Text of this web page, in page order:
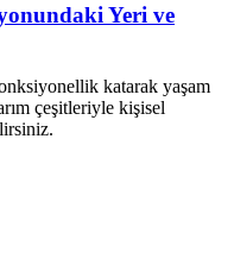
Yeri ve
katarak yaşam
çeşitleriyle kişisel